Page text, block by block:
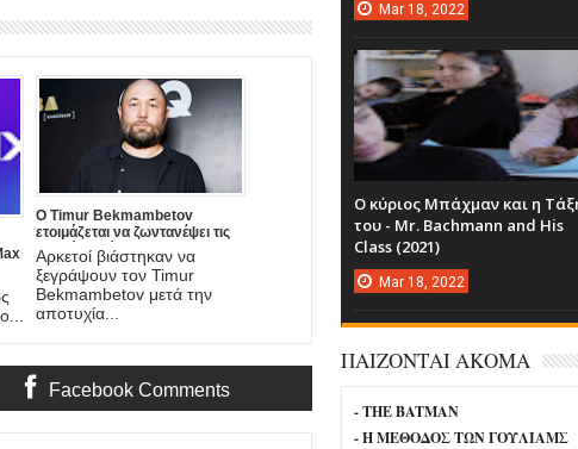
Ο Timur Bekmambetov
ετοιμάζεται να ζωντανέψει τις
ιστορίες τρόμου του Stan Lee!
Αρκετοί βιάστηκαν να
ξεγράψουν τον Timur
Bekmambetov μετά την
αποτυχία...
Facebook Comments
Mar 18, 2022
Ο κύριος Μπάχμαν και η
του - Mr. Bachmann and His
Class (2021)
Mar 18, 2022
ΠΑΙΖΟΝΤΑΙ ΑΚΟΜΑ
- THE BATMAN
- Η ΜΕΘΟΔΟΣ ΤΩΝ ΓΟΥΛΙΑΜΣ